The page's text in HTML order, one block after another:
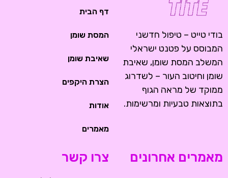
בודי טייט – טיפול חדשני
המבוסס על פטנט ישראלי
המשלב המסת שומן, שאיבת
שומן וחיטוב העור – לשדרוג
ממוקד של מראה הגוף
בתוצאות טבעיות ומרשימות.
דף הבית
המסת שומן
שאיבת שומן
הצרת היקפים
אודות
מאמרים
מאמרים אחרונים צרו קשר